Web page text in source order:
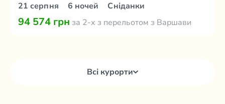
21 серпня 6 ночей Сніданки
94 574 грн за 2-х з перельотом з Варшави
Всі курорти